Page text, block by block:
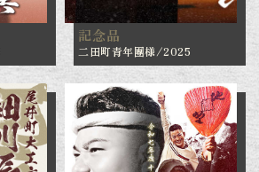
記念品
二田町青年團様/2025